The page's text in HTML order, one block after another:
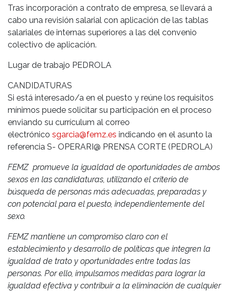
Tras incorporación a contrato de empresa, se llevará a
cabo una revisión salarial con aplicación de las tablas
salariales de internas superiores a las del convenio
colectivo de aplicación.
Lugar de trabajo PEDROLA
CANDIDATURAS
Si está interesado/a en el puesto y reúne los requisitos
mínimos puede solicitar su participación en el proceso
enviando su currículum al correo
electrónico sgarcia@femz.es indicando en el asunto la
referencia S- OPERARI@ PRENSA CORTE (PEDROLA)
FEMZ promueve la igualdad de oportunidades de ambos
sexos en las candidaturas, utilizando el criterio de
búsqueda de personas más adecuadas, preparadas y
con potencial para el puesto, independientemente del
sexo.
FEMZ mantiene un compromiso claro con el
establecimiento y desarrollo de políticas que integren la
igualdad de trato y oportunidades entre todas las
personas. Por ello, impulsamos medidas para lograr la
igualdad efectiva y contribuir a la eliminación de cualquier